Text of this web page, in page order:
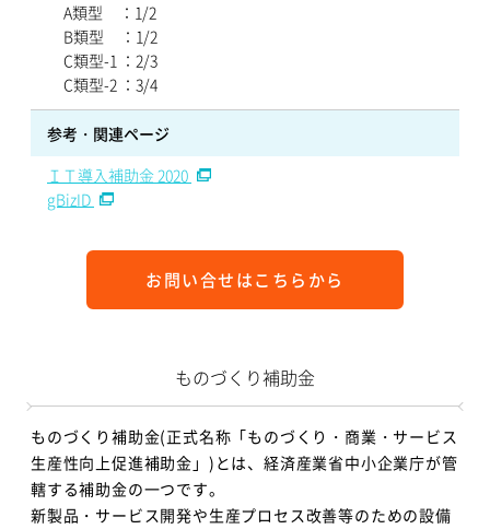
A類型 ：1/2
B類型 ：1/2
C類型-1 ：2/3
C類型-2 ：3/4
参考・関連ページ
ＩＴ導入補助金 2020
gBizID
お問い合せはこちらから
ものづくり補助金
ものづくり補助金(正式名称「ものづくり・商業・サービス
生産性向上促進補助金」)とは、経済産業省中小企業庁が管
轄する補助金の一つです。
新製品・サービス開発や生産プロセス改善等のための設備